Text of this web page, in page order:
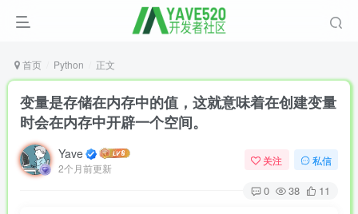
首页 Python 正文
变量是存储在内存中的值，这就意味着在创建变量
时会在内存中开辟一个空间。
Yave
2个月前更新
关注 私信
0 38 11